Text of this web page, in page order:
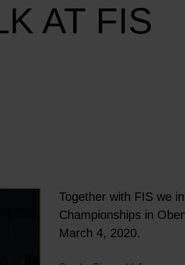
AT FIS
Öffnet Bild in Overlay
Together with FIS we
Championships in
March 4, 2020.